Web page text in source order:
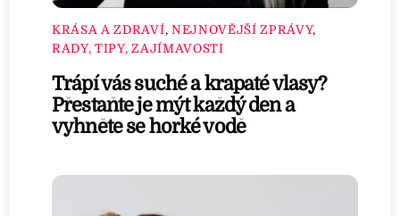
KRÁSA A ZDRAVÍ, NEJNOVĚJŠÍ ZPRÁVY,
RADY, TIPY, ZAJÍMAVOSTI
Trápí vás suché a krapaté vlasy?
Přestaňte je mýt každý den a
vyhněte se horké vodě